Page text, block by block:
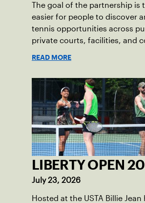
The goal of the partnership is
easier for people to discover
tennis opportunities across
private courts, facilities, and
READ MORE
LIBERTY OPEN
July 23, 2026
Hosted at the USTA Billie Jean